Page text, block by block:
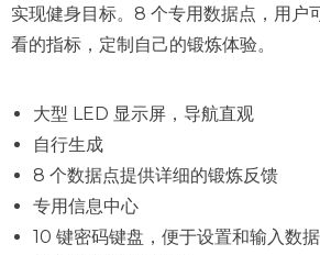
实现健身目标。8 个专用数据点，用户
看的指标，定制自己的锻炼体验。
大型 LED 显示屏，导航直观
自行生成
8 个数据点提供详细的锻炼反馈
专用信息中心
10 键密码键盘，便于设置和输入数据